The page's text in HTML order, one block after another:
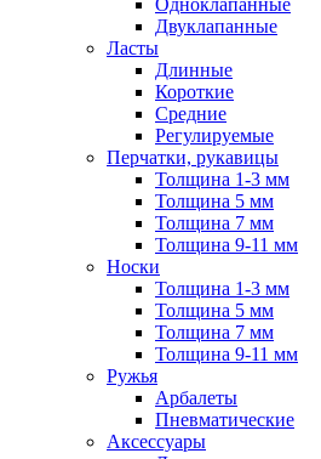
Одноклапанные
Двуклапанные
Ласты
Длинные
Короткие
Средние
Регулируемые
Перчатки, рукавицы
Толщина 1-3 мм
Толщина 5 мм
Толщина 7 мм
Толщина 9-11 мм
Носки
Толщина 1-3 мм
Толщина 5 мм
Толщина 7 мм
Толщина 9-11 мм
Ружья
Арбалеты
Пневматические
Аксессуары